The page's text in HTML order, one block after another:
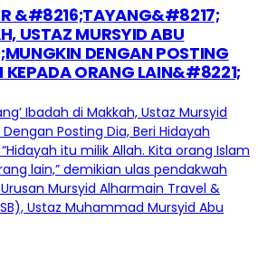
&#8216;TAYANG&#8217;
USTAZ MURSYID ABU
DENGAN POSTING
KEPADA ORANG LAIN&#8221;
Ibadah di Makkah, Ustaz Mursyid
Posting Dia, Beri Hidayah
itu milik Allah. Kita orang Islam
lain,” demikian ulas pendakwah
Mursyid Alharmain Travel &
Ustaz Muhammad Mursyid Abu